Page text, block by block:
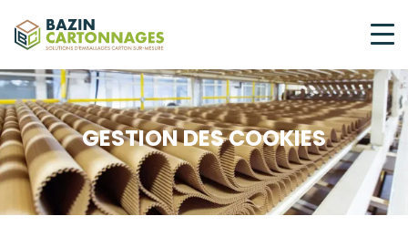
GESTION DES COOKIES